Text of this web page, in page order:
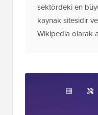
2009 yılında
sektördeki en
kaynak sitesidir